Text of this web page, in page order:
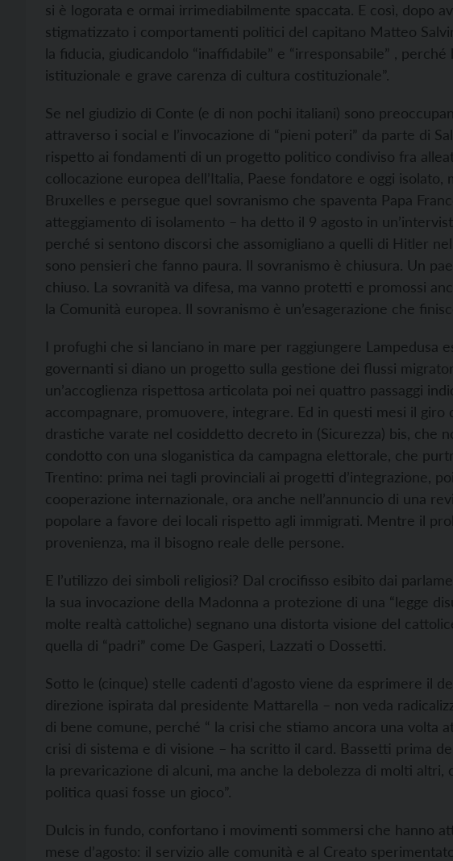
si è logorata e ormai irrimediabilmente spaccata. E così, dopo
stigmatizzato i comportamenti politici del capitano Matteo
la fiducia, giudicandolo “inaffidabile” e “irresponsabile” ,
istituzionale e grave carenza di cultura costituzionale”.
Se nel giudizio di Conte (e di non pochi italiani) sono
attraverso i social e l’invocazione di “pieni poteri” da parte di
rispetto ai fondamenti di un progetto politico condiviso fra
collocazione europea dell’Italia, Paese fondatore e oggi
Bruxelles e persegue quel sovranismo che spaventa Papa
atteggiamento di isolamento – ha detto il 9 agosto in
perché si sentono discorsi che assomigliano a quelli di Hitler
sono pensieri che fanno paura. Il sovranismo è chiusura. Un
chiuso. La sovranità va difesa, ma vanno protetti e promossi
la Comunità europea. Il sovranismo è un’esagerazione che
I profughi che si lanciano in mare per raggiungere Lampedusa
governanti si diano un progetto sulla gestione dei flussi
un’accoglienza rispettosa articolata poi nei quattro passaggi
accompagnare, promuovere, integrare. Ed in questi mesi il
drastiche varate nel cosiddetto decreto in (Sicurezza) bis, che
condotto con una sloganistica da campagna elettorale, che
Trentino: prima nei tagli provinciali ai progetti d’integrazione,
cooperazione internazionale, ora anche nell’annuncio di una
popolare a favore dei locali rispetto agli immigrati. Mentre il
provenienza, ma il bisogno reale delle persone.
E l’utilizzo dei simboli religiosi? Dal crocifisso esibito dai
la sua invocazione della Madonna a protezione di una “legge
molte realtà cattoliche) segnano una distorta visione del
quella di “padri” come De Gasperi, Lazzati o Dossetti.
Sotto le (cinque) stelle cadenti d’agosto viene da esprimere il
direzione ispirata dal presidente Mattarella – non veda
di bene comune, perché “ la crisi che stiamo ancora una volta
crisi di sistema e di visione – ha scritto il card. Bassetti prima
la prevaricazione di alcuni, ma anche la debolezza di molti
politica quasi fosse un gioco”.
Dulcis in fundo, confortano i movimenti sommersi che hanno
mese d’agosto: il servizio alle comunità e al Creato